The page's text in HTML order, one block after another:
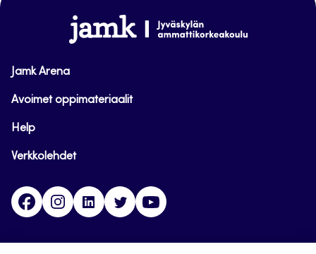
www.jamk.fi
Jamk Arena
Avoimet oppimateriaalit
Help
Verkkolehdet
FacebookInstagramLinkedinTwitter